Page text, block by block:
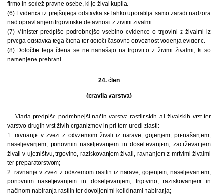
firmo in sedež pravne osebe, ki je žival kupila.
(6) Evidenca iz prejšnjega odstavka se lahko uporablja samo zaradi nadzora
nad opravljanjem trgovinske dejavnosti z živimi živalmi.
(7) Minister predpiše podrobnejšo vsebino evidence o trgovini z živalmi iz
prvega odstavka tega člena ter določi časovno obveznost vodenja evidenc.
(8) Določbe tega člena se ne nanašajo na trgovino z živimi živalmi, ki so
namenjene prehrani.
24. člen
(pravila varstva)
Vlada predpiše podrobnejši način varstva rastlinskih ali živalskih vrst ter
varstvo drugih vrst živih organizmov in pri tem uredi zlasti:
1. ravnanje v zvezi z odvzemom živali iz narave, gojenjem, prenašanjem,
naseljevanjem, ponovnim naseljevanjem in doseljevanjem, zadrževanjem
živali v ujetništvu, trgovino, raziskovanjem živali, ravnanjem z mrtvimi živalmi
ter preparatorstvom;
2. ravnanje v zvezi z odvzemom rastlin iz narave, gojenjem, naseljevanjem,
ponovnim naseljevanjem in doseljevanjem, trgovino, raziskovanjem in
načinom nabiranja rastlin ter dovoljenimi količinami nabiranja;